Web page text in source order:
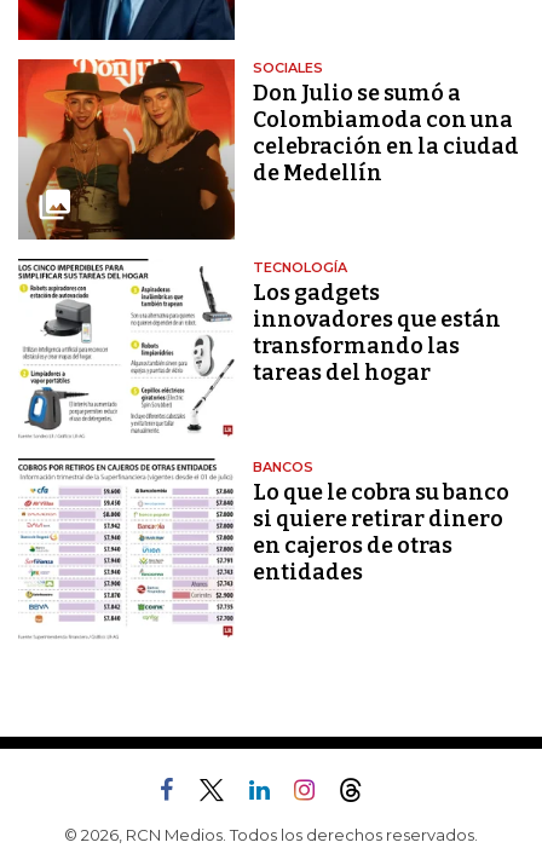
SOCIALES
Don Julio se sumó a
Colombiamoda con una
celebración en la ciudad
de Medellín
TECNOLOGÍA
Los gadgets
innovadores que están
transformando las
tareas del hogar
BANCOS
Lo que le cobra su banco
si quiere retirar dinero
en cajeros de otras
entidades
© 2026, RCN Medios. Todos los derechos reservados.